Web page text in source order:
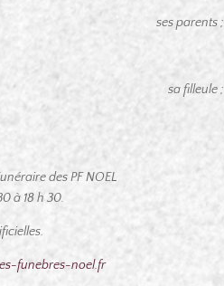
ses parents ;
sa filleule ;
des PF NOEL
à 18 h 30.
funebres-noel.fr